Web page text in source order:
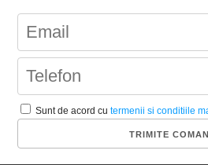
Sunt de acord cutermenii si conditiile